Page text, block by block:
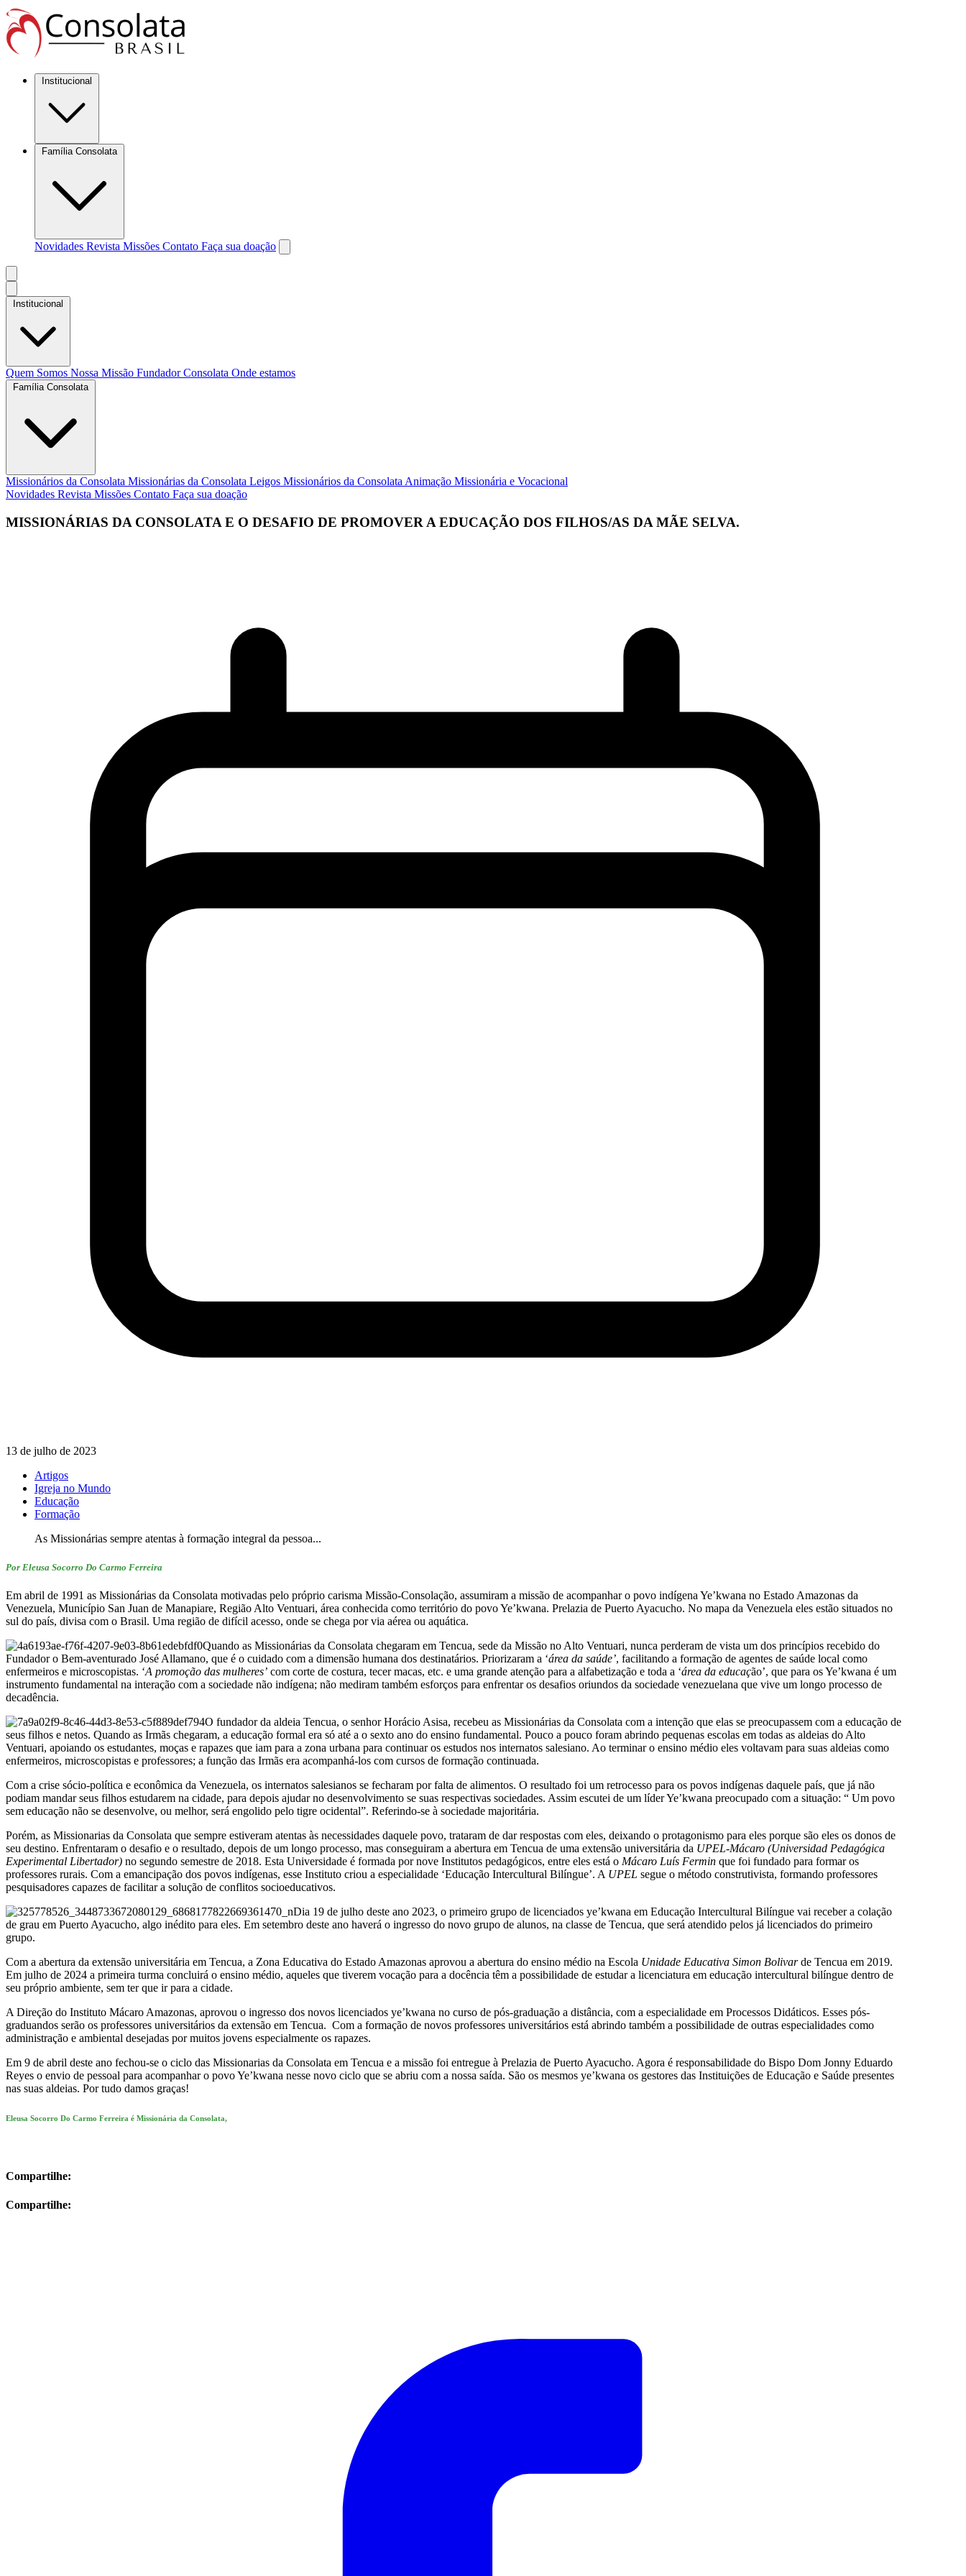
Institucional
Família Consolata
Novidades Revista Missões Contato Faça sua doação
Institucional
Quem Somos Nossa Missão FundadorConsolata Onde estamos
Família Consolata
Missionários da Consolata Missionárias da Consolata Leigos Missionários da Consolata Animação Missionária e Vocacional
Novidades Revista Missões Contato Faça sua doação
MISSIONÁRIAS DA CONSOLATA E O DESAFIO DE PROMOVER A EDUCAÇÃO DOS FILHOS/AS DA MÃE SELVA.
13 de julho de 2023
Artigos
Igreja no Mundo
Educação
Formação
As Missionárias sempre atentas à formação integral da pessoa...
Por Eleusa Socorro Do Carmo Ferreira
Em abril de 1991 as Missionárias da Consolata motivadas pelo próprio carisma Missão-Consolação, assumiram a missão de acompanhar o povo indígena Ye’kwana no Estado Amazonas da
Venezuela, Município San Juan de Manapiare, Região Alto Ventuari, área conhecida como território do povo Ye’kwana. Prelazia de Puerto Ayacucho. No mapa da Venezuela eles estão situados no
sul do país, divisa com o Brasil. Uma região de difícil acesso, onde se chega por via aérea ou aquática.
Quando as Missionárias da Consolata chegaram em Tencua, sede da Missão no Alto Ventuari, nunca perderam de vista um dos princípios recebido do
Fundador o Bem-aventurado José Allamano, que é o cuidado com a dimensão humana dos destinatários. Priorizaram a ‘área da saúde’, facilitando a formação de agentes de saúde local como
enfermeiros e microscopistas. ‘A promoção das mulheres’ com corte de costura, tecer macas, etc. e uma grande atenção para a alfabetização e toda a ‘área da educação’, que para os Ye’kwana é um
instrumento fundamental na interação com a sociedade não indígena; não mediram também esforços para enfrentar os desafios oriundos da sociedade venezuelana que vive um longo processo de
decadência.
O fundador da aldeia Tencua, o senhor Horácio Asisa, recebeu as Missionárias da Consolata com a intenção que elas se preocupassem com a educação de
seus filhos e netos. Quando as Irmãs chegaram, a educação formal era só até a o sexto ano do ensino fundamental. Pouco a pouco foram abrindo pequenas escolas em todas as aldeias do Alto
Ventuari, apoiando os estudantes, moças e rapazes que iam para a zona urbana para continuar os estudos nos internatos salesiano. Ao terminar o ensino médio eles voltavam para suas aldeias como
enfermeiros, microscopistas e professores; a função das Irmãs era acompanhá-los com cursos de formação continuada.
Com a crise sócio-política e econômica da Venezuela, os internatos salesianos se fecharam por falta de alimentos. O resultado foi um retrocesso para os povos indígenas daquele país, que já não
podiam mandar seus filhos estudarem na cidade, para depois ajudar no desenvolvimento se suas respectivas sociedades. Assim escutei de um líder Ye’kwana preocupado com a situação: “ Um povo
sem educação não se desenvolve, ou melhor, será engolido pelo tigre ocidental”. Referindo-se à sociedade majoritária.
Porém, as Missionarias da Consolata que sempre estiveram atentas às necessidades daquele povo, trataram de dar respostas com eles, deixando o protagonismo para eles porque são eles os donos de
seu destino. Enfrentaram o desafio e o resultado, depois de um longo processo, mas conseguiram a abertura em Tencua de uma extensão universitária da UPEL-Mácaro (Universidad Pedagógica
Experimental Libertador) no segundo semestre de 2018. Esta Universidade é formada por nove Institutos pedagógicos, entre eles está o Mácaro Luís Fermin que foi fundado para formar os
professores rurais. Com a emancipação dos povos indígenas, esse Instituto criou a especialidade ‘Educação Intercultural Bilíngue’. A UPEL segue o método construtivista, formando professores
pesquisadores capazes de facilitar a solução de conflitos socioeducativos.
Dia 19 de julho deste ano 2023, o primeiro grupo de licenciados ye’kwana em Educação Intercultural Bilíngue vai receber a colação
de grau em Puerto Ayacucho, algo inédito para eles. Em setembro deste ano haverá o ingresso do novo grupo de alunos, na classe de Tencua, que será atendido pelos já licenciados do primeiro
grupo.
Com a abertura da extensão universitária em Tencua, a Zona Educativa do Estado Amazonas aprovou a abertura do ensino médio na Escola Unidade Educativa Simon Bolivarde Tencua em 2019.
Em julho de 2024 a primeira turma concluirá o ensino médio, aqueles que tiverem vocação para a docência têm a possibilidade de estudar a licenciatura em educação intercultural bilíngue dentro de
seu próprio ambiente, sem ter que ir para a cidade.
A Direção do Instituto Mácaro Amazonas, aprovou o ingresso dos novos licenciados ye’kwana no curso de pós-graduação a distância, com a especialidade em Processos Didáticos. Esses pós-
graduandos serão os professores universitários da extensão em Tencua. Com a formação de novos professores universitários está abrindo também a possibilidade de outras especialidades como
administração e ambiental desejadas por muitos jovens especialmente os rapazes.
Em 9 de abril deste ano fechou-se o ciclo das Missionarias da Consolata em Tencua e a missão foi entregue à Prelazia de Puerto Ayacucho. Agora é responsabilidade do Bispo Dom Jonny Eduardo
Reyes o envio de pessoal para acompanhar o povo Ye’kwana nesse novo ciclo que se abriu com a nossa saída. São os mesmos ye’kwana os gestores das Instituições de Educação e Saúde presentes
nas suas aldeias. Por tudo damos graças!
Eleusa Socorro Do Carmo Ferreira é Missionária da Consolata,
Compartilhe:
Compartilhe: